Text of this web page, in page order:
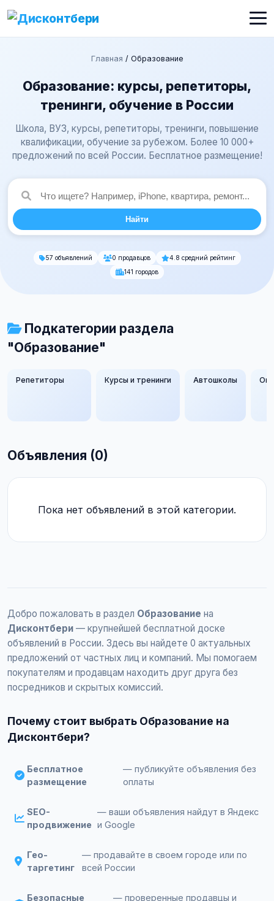
Главная / Образование
Образование: курсы, репетиторы,
тренинги, обучение в России
Школа, ВУЗ, курсы, репетиторы, тренинги, повышение
квалификации, обучение за рубежом. Более 10 000+
предложений по всей России. Бесплатное размещение!
Найти
57 объявлений 0 продавцов
4.8 средний рейтинг
141 городов
Подкатегории раздела
"Образование"
Репетиторы Курсы и тренинги Автошколы
Объявления (0)
Пока нет объявлений в этой категории.
Добро пожаловать в раздел Образование на
Дисконтбери — крупнейшей бесплатной доске
объявлений в России. Здесь вы найдете 0 актуальных
предложений от частных лиц и компаний. Мы помогаем
покупателям и продавцам находить друг друга без
посредников и скрытых комиссий.
Почему стоит выбрать Образование на
Дисконтбери?
Бесплатное
размещение
— публикуйте объявления без
оплаты
SEO-
продвижение
— ваши объявления найдут в Яндекс
и Google
Гео-
таргетинг
— продавайте в своем городе или по
всей России
Безопасные
— проверенные продавцы и